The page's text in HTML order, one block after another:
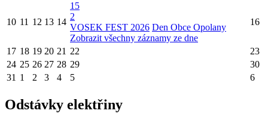
10 11 12 13 14
15
2
VOSEK FEST 2026 Den Obce Opolany
Zobrazit všechny záznamy ze dne
16
17 18 19 20 21 22
23
24 25 26 27 28 29
30
31 1 2 3 4 5 6
Odstávky elektřiny